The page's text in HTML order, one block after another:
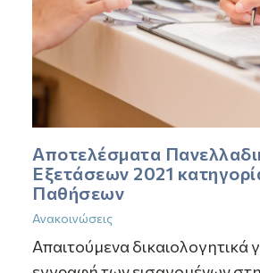
Αποτελέσματα
Εξετάσεων 2021
Παθήσεων
Ανακοινώσεις
Απαιτούμενα δικαιολογητικά